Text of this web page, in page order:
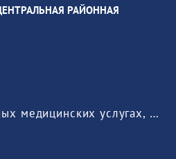
РАЙОННАЯ
Информация о платных медицинских услугах, предоставляемых медицинской организацией